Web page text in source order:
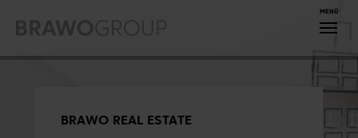
BRAWO REAL ESTATE